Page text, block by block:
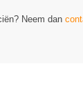
Neem dan